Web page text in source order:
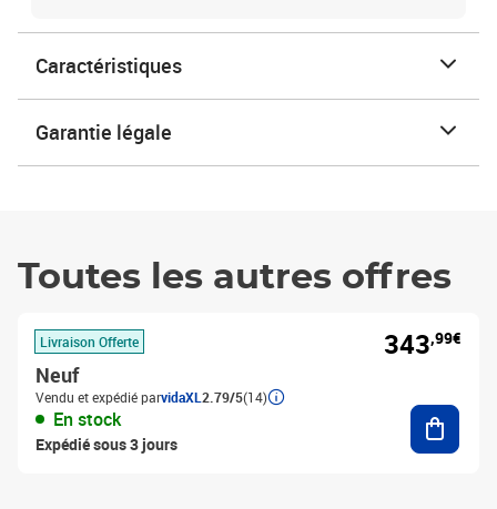
Caractéristiques
Garantie légale
Toutes les autres offres
Livraison Offerte
Neuf
Vendu et expédié parvidaXL 2.79/5(14)
En stock
Expédié sous 3 jours
343,99€